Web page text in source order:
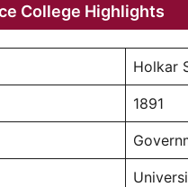
College Highlights
Holkar
1891